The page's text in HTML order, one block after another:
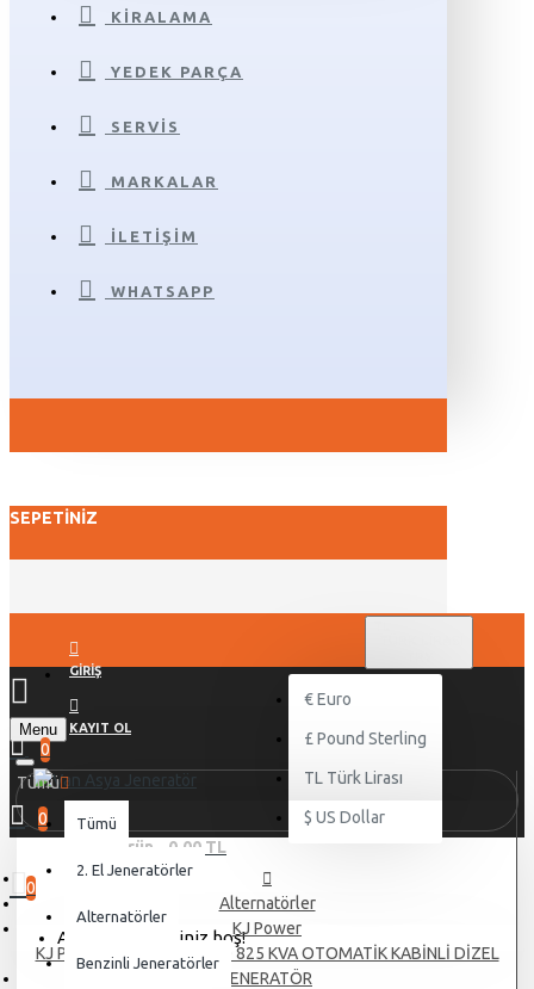
KIRALAMA
YEDEK PARÇA
SERVIS
MARKALAR
İLETIŞIM
WHATSAPP
SEPETINIZ
GIRIŞ
KAYIT OL
€ Euro
£ Pound Sterling
TL Türk Lirası
$ US Dollar
Menu
0
0
0 ürün - 0,00 TL
0
Alışveriş sepetiniz boş!
Tümü
Tümü
2. El Jeneratörler
Alternatörler
Benzinli Jeneratörler
Alternatörler
KJ Power
KJ POWER DOOSAN KJDD 825 KVA OTOMATİK KABİNLİ DİZEL
JENERATÖR